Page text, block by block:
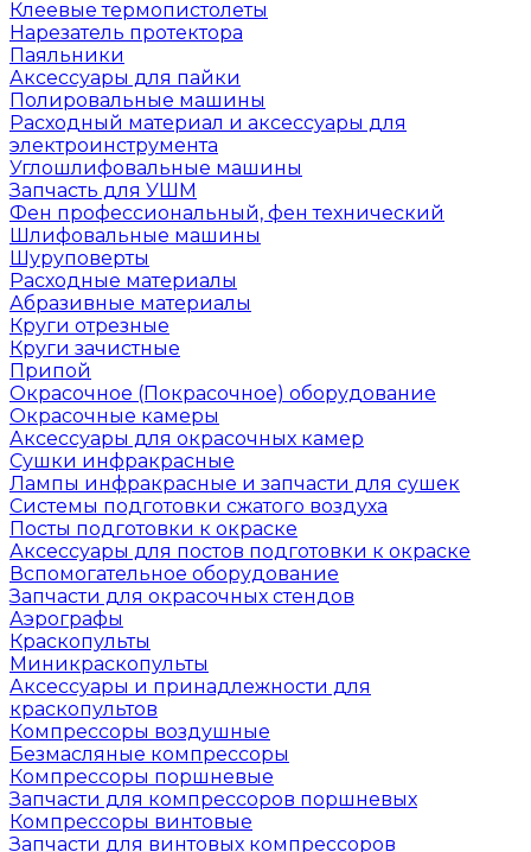
Клеевые термопистолеты
Нарезатель протектора
Паяльники
Аксессуары для пайки
Полировальные машины
Расходный материал и аксессуары для
электроинструмента
Углошлифовальные машины
Запчасть для УШМ
Фен профессиональный, фен технический
Шлифовальные машины
Шуруповерты
Расходные материалы
Абразивные материалы
Круги отрезные
Круги зачистные
Припой
Окрасочное (Покрасочное) оборудование
Окрасочные камеры
Аксессуары для окрасочных камер
Сушки инфракрасные
Лампы инфракрасные и запчасти для сушек
Системы подготовки сжатого воздуха
Посты подготовки к окраске
Аксессуары для постов подготовки к окраске
Вспомогательное оборудование
Запчасти для окрасочных стендов
Аэрографы
Краскопульты
Миникраскопульты
Аксессуары и принадлежности для
краскопультов
Компрессоры воздушные
Безмасляные компрессоры
Компрессоры поршневые
Запчасти для компрессоров поршневых
Компрессоры винтовые
Запчасти для винтовых компрессоров